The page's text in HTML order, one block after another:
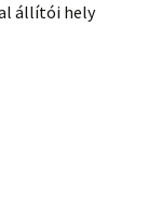
állítói hely